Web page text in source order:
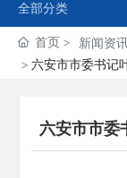
全部分类
首页 新闻资
六安市市委书记
六安市市委